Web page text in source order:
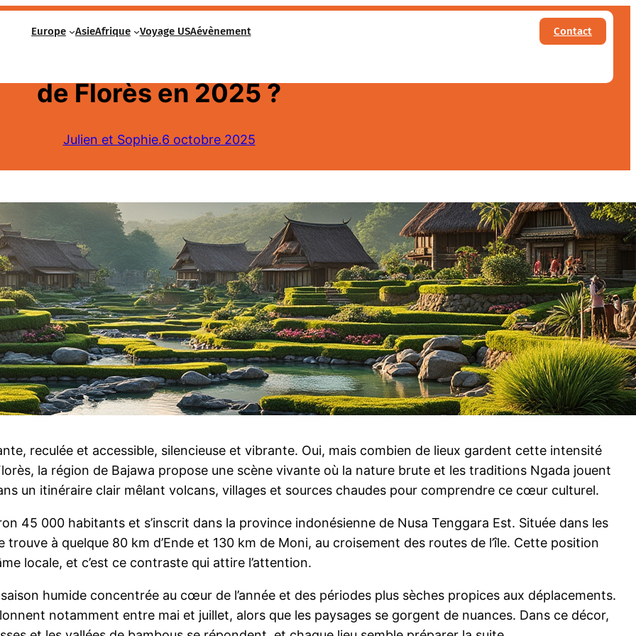
Europe AsieAfrique Voyage USAévènement Contact
faire et que voir dans cette région authentique
de Florès en 2025 ?
Julien et Sophie.6 octobre 2025
reculée et accessible, silencieuse et vibrante. Oui, mais combien de lieux gardent cette intensité
la région de Bajawa propose une scène vivante où la nature brute et les traditions Ngada jouent
un itinéraire clair mêlant volcans, villages et sources chaudes pour comprendre ce cœur culturel.
45 000 habitants et s’inscrit dans la province indonésienne de Nusa Tenggara Est. Située dans les
à quelque 80 km d’Ende et 130 km de Moni, au croisement des routes de l’île. Cette position
locale, et c’est ce contraste qui attire l’attention.
humide concentrée au cœur de l’année et des périodes plus sèches propices aux déplacements.
notamment entre mai et juillet, alors que les paysages se gorgent de nuances. Dans ce décor,